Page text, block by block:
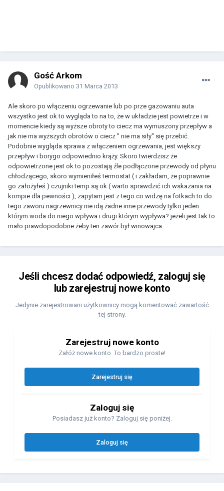
Gość Arkom
Opublikowano 31 Marca 2013
Ale skoro po włączeniu ogrzewanie lub po prze gazowaniu auta
wszystko jest ok to wygląda to na to, że w układzie jest powietrze i w
momencie kiedy są wyższe obroty to ciecz ma wymuszony przepływ a
jak nie ma wyższych obrotów o ciecz " nie ma siły" się przebić.
Podobnie wygląda sprawa z włączeniem ogrzewania, jest większy
przepływ i borygo odpowiednio krąży. Skoro twierdzisz że
odpowietrzone jest ok to pozostają źle podłączone przewody od płynu
chłodzącego, skoro wymieniłeś termostat ( i zakładam, że poprawnie
go założyłeś ) czujniki temp są ok ( warto sprawdzić ich wskazania na
kompie dla pewności ), zapytam jest z tego co widzę na fotkach to do
tego zaworu nagrzewnicy nie idą żadne inne przewody tylko jeden
którym woda do niego wpływa i drugi którym wypływa? jeżeli jest tak to
mało prawdopodobne żeby ten zawór był winowajca.
Jeśli chcesz dodać odpowiedź, zaloguj się
lub zarejestruj nowe konto
Jedynie zarejestrowani użytkownicy mogą komentować zawartość
tej strony.
Zarejestruj nowe konto
Załóż nowe konto. To bardzo proste!
Zarejestruj się
Zaloguj się
Posiadasz już konto? Zaloguj się poniżej.
Zaloguj się